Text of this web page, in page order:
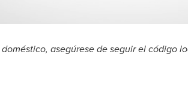
asegúrese de seguir el código